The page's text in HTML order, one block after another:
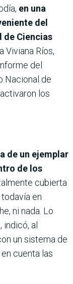
en una
del
de Ciencias
Viviana Ríos,
del
Nacional de
los
de un ejemplar
de los
cubierta
en
ni nada. Lo
al
un sistema de
cuenta las